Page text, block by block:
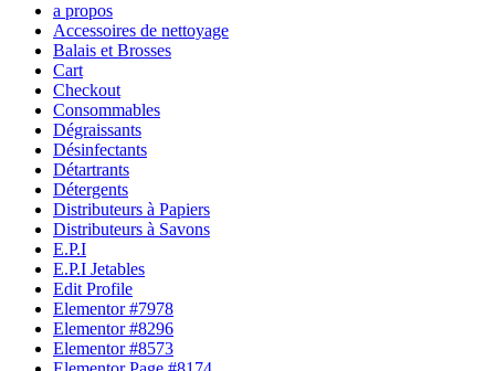
a propos
Accessoires de nettoyage
Balais et Brosses
Cart
Checkout
Consommables
Dégraissants
Désinfectants
Détartrants
Détergents
Distributeurs à Papiers
Distributeurs à Savons
E.P.I
E.P.I Jetables
Edit Profile
Elementor #7978
Elementor #8296
Elementor #8573